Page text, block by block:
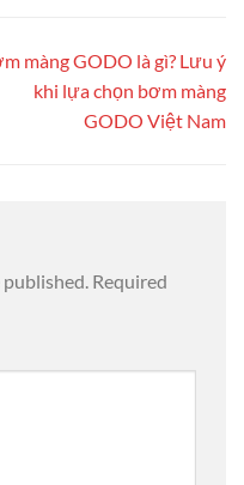
màng GODO là gì? Lưu ý
khi lựa chọn bơm màng
GODO Việt Nam
Required